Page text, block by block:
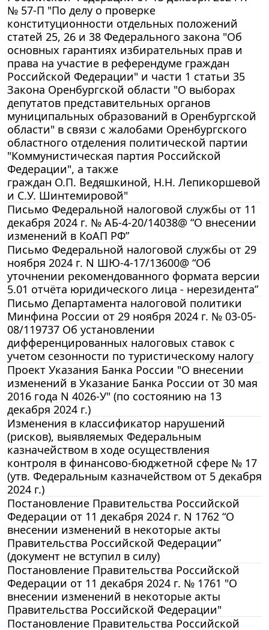
№ 57-П "По делу о проверке
конституционности отдельных положений
статей 25, 26 и 38 Федерального закона "Об
основных гарантиях избирательных прав и
права на участие в референдуме граждан
Российской Федерации" и части 1 статьи 35
Закона Оренбургской области "О выборах
депутатов представительных органов
муниципальных образований в Оренбургской
области" в связи с жалобами Оренбургского
областного отделения политической партии
"Коммунистическая партия Российской
Федерации", а также
граждан О.П. Ведяшкиной, Н.Н. Лепикоршевой
и С.У. Шинтемировой"
Письмо Федеральной налоговой службы от 11
декабря 2024 г. № АБ-4-20/14038@ “О внесении
изменений в КоАП РФ”
Письмо Федеральной налоговой службы от 29
ноября 2024 г. N ШЮ-4-17/13600@ “Об
уточнении рекомендованного формата версии
5.01 отчёта юридического лица - нерезидента”
Письмо Департамента налоговой политики
Минфина России от 29 ноября 2024 г. № 03-05-
08/119737 Об установлении
дифференцированных налоговых ставок с
учетом сезонности по туристическому налогу
Проект Указания Банка России "О внесении
изменений в Указание Банка России от 30 мая
2016 года N 4026-У" (по состоянию на 13
декабря 2024 г.)
Изменения в классификатор нарушений
(рисков), выявляемых Федеральным
казначейством в ходе осуществления
контроля в финансово-бюджетной сфере № 17
(утв. Федеральным казначейством от 5 декабря
2024 г.)
Постановление Правительства Российской
Федерации от 11 декабря 2024 г. N 1762 “О
внесении изменений в некоторые акты
Правительства Российской Федерации”
(документ не вступил в силу)
Постановление Правительства Российской
Федерации от 11 декабря 2024 г. № 1761 "О
внесении изменений в некоторые акты
Правительства Российской Федерации"
Постановление Правительства Российской